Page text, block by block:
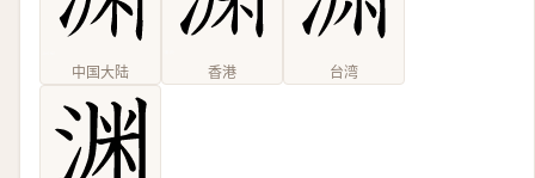
中国大陆 香港 台湾